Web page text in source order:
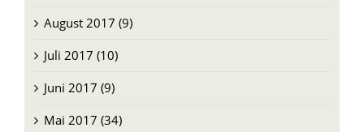
August 2017 (9)
Juli 2017 (10)
Juni 2017 (9)
Mai 2017 (34)